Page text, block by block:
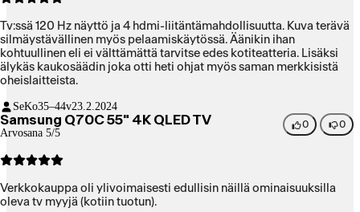
Tv:ssä 120 Hz näyttö ja 4 hdmi-liitäntämahdollisuutta. Kuva terävä
silmäystävällinen myös pelaamiskäytössä. Äänikin ihan
kohtuullinen eli ei välttämättä tarvitse edes kotiteatteria. Lisäksi
älykäs kaukosäädin joka otti heti ohjat myös saman merkkisistä
oheislaitteista.
SeKo35–44v23.2.2024
Samsung Q70C 55" 4K QLED TV
Arvosana 5/5
0 0
Verkkokauppa oli ylivoimaisesti edullisin näillä ominaisuuksilla
oleva tv myyjä (kotiin tuotun).